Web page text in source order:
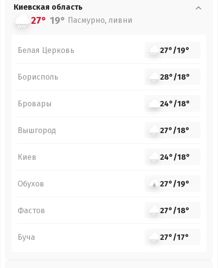
Киевская область
27° 19° Пасмурно, ливни
Белая Церковь 27°/19°
Борисполь 28°/18°
Бровары 24°/18°
Вышгород 27°/18°
Киев 24°/18°
Обухов 27°/19°
Фастов 27°/18°
Буча 27°/17°